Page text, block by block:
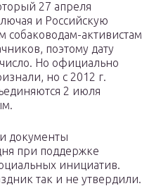
27 апреля
и Российскую
активистам
поэтому дату
Но официально
но с 2012 г.
2 июля
документы
при поддержке
инициатив.
так и не утвердили.